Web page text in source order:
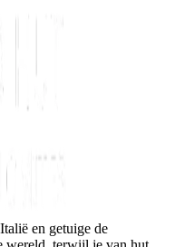
en getuige de